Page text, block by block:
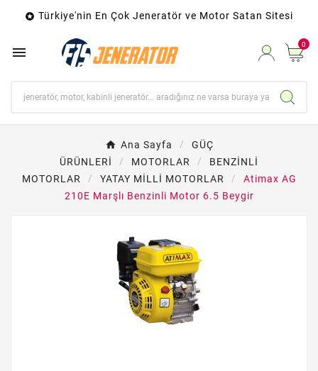
 Türkiye'nin En Çok Jeneratör ve Motor Satan Sitesi
 0
Ana Sayfa
GÜÇ
ÜRÜNLERİ
MOTORLAR
BENZİNLİ
MOTORLAR
YATAY MİLLİ MOTORLAR
Atimax AG
210E Marşlı Benzinli Motor 6.5 Beygir